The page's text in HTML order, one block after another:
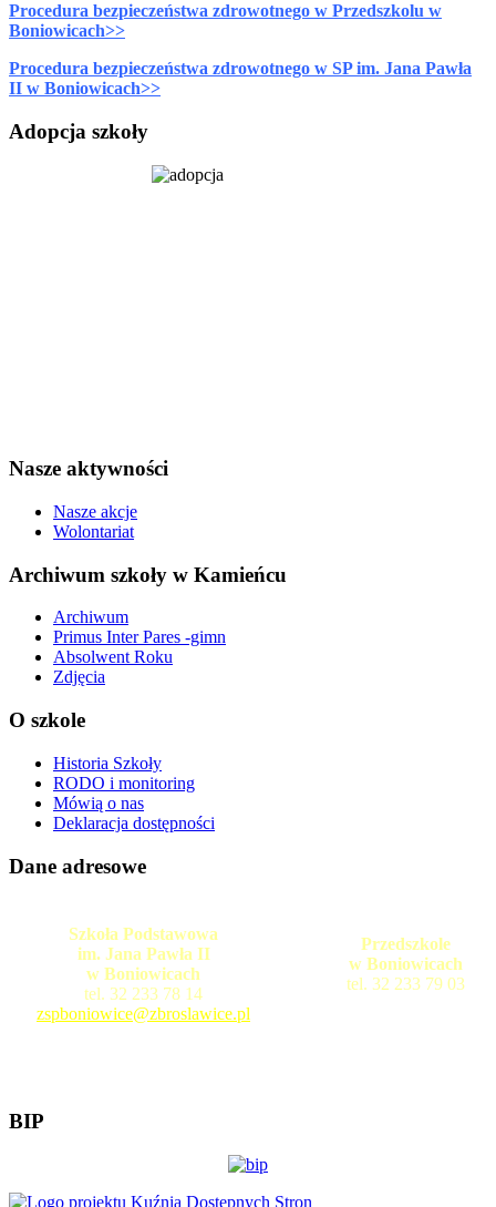
Procedura bezpieczeństwa zdrowotnego w Przedszkolu w
Boniowicach>>
Procedura bezpieczeństwa zdrowotnego w SP im. Jana Pawła
II w Boniowicach>>
Adopcja szkoły
Nasze aktywności
Nasze akcje
Wolontariat
Archiwum szkoły w Kamieńcu
Archiwum
Primus Inter Pares -gimn
Absolwent Roku
Zdjęcia
O szkole
Historia Szkoły
RODO i monitoring
Mówią o nas
Deklaracja dostępności
Dane adresowe
Szkoła Podstawowa
im. Jana Pawła II
w Boniowicach
tel. 32 233 78 14
zspboniowice@zbroslawice.pl
Przedszkole
w Boniowicach
tel. 32 233 79 03
BIP